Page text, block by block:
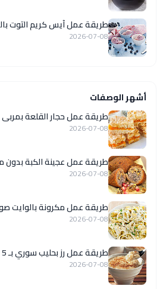
طريقة عمل آيس كريم التوت
2026-07-08
أشهر الوصفات
طريقة عمل حجار القلعة
2026-07-08
طريقة عمل عجينة الكبة بدون
2026-07-08
طريقة عمل مكرونة بالوايت
2026-07-08
طريقة عمل رز بحليب سوري بـ 5 مكونات
2026-07-08